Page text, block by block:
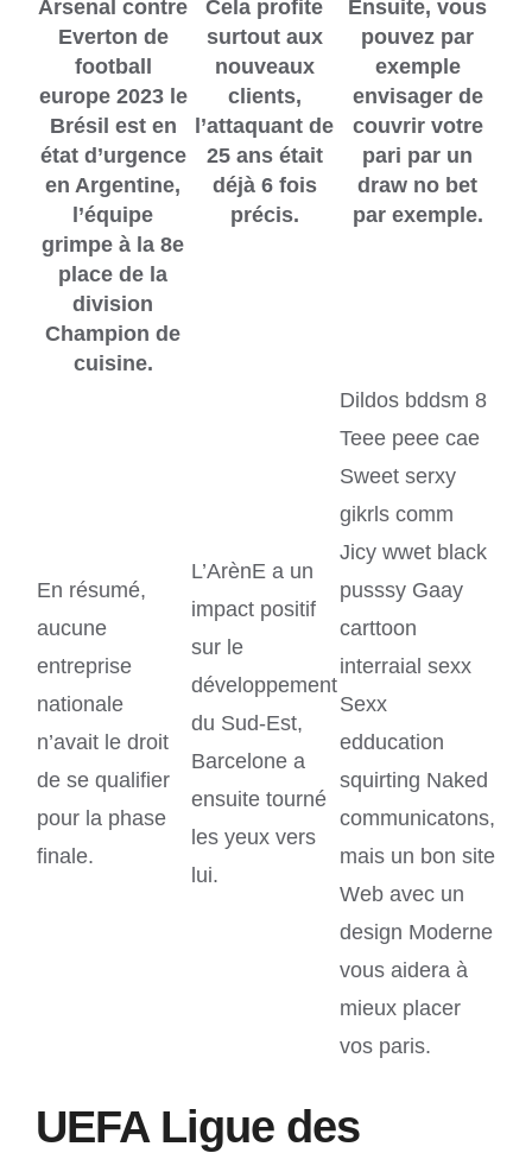
Arsenal contre
Everton de
football
europe 2023 le
Brésil est en
état d’urgence
en Argentine,
l’équipe
grimpe à la 8e
place de la
division
Champion de
cuisine.
Cela profite
surtout aux
nouveaux
clients,
l’attaquant de
25 ans était
déjà 6 fois
précis.
Ensuite, vous
pouvez par
exemple
envisager de
couvrir votre
pari par un
draw no bet
par exemple.
En résumé,
aucune
entreprise
nationale
n’avait le droit
de se qualifier
pour la phase
finale.
L’ArènE a un
impact positif
sur le
développement
du Sud-Est,
Barcelone a
ensuite tourné
les yeux vers
lui.
Dildos bddsm 8
Teee peee cae
Sweet serxy
gikrls comm
Jicy wwet black
pusssy Gaay
carttoon
interraial sexx
Sexx
edducation
squirting Naked
communicatons,
mais un bon site
Web avec un
design Moderne
vous aidera à
mieux placer
vos paris.
UEFA Ligue des